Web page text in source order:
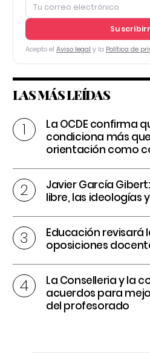
Acepto el Aviso legal y la Política de
LAS MÁS LEÍDAS
La OCDE confirma
condiciona más
orientación como
Javier García
libre, las ideologías
Educación revisará
oposiciones
La Conselleria y la
acuerdos para
del profesorado